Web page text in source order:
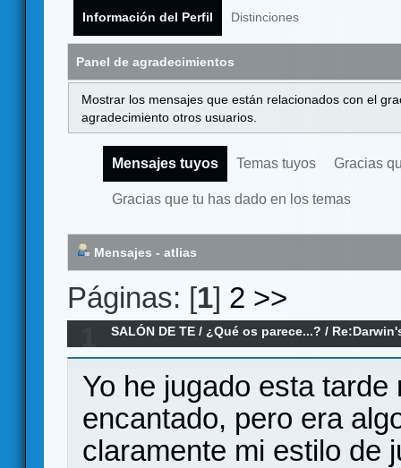
Información del Perfil Distinciones
Panel de agradecimientos
Mostrar los mensajes que están relacionados con el
agradecimiento otros usuarios.
Mensajes tuyos Temas tuyos Gracias
Gracias que tu has dado en los temas
Mensajes - atlias
Páginas: [1] 2 >>
SALÓN DE TE /¿Qué os parece...? /
Yo he jugado esta
encantado, pero era
claramente mi estilo de